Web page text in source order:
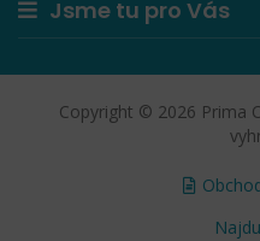
Jsme tu pro Vás
Copyright © 2026 Prima